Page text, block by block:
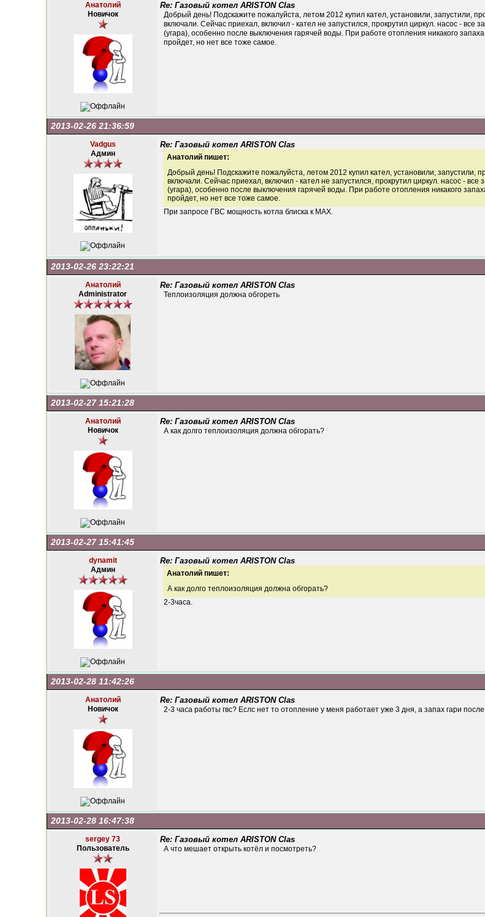
Анатолий
Новичок
Re: Газовый котел ARISTON Clas
Добрый день! Подскажите пожалуйста, летом 2012 купил кател, установили, запустили,
включали. Сейчас приехал, включил - кател не запустился, прокрутил циркул. насос -
(угара), особенно после выключения гарячей воды. При работе отопления никакого
пройдет, но нет все тоже самое.
2013-02-26 21:36:59
Vadgus
Админ
Re: Газовый котел ARISTON Clas
Анатолий пишет:
Добрый день! Подскажите пожалуйста, летом 2012 купил кател, установили, запустили,
включали. Сейчас приехал, включил - кател не запустился, прокрутил циркул. насос -
(угара), особенно после выключения гарячей воды. При работе отопления никакого
пройдет, но нет все тоже самое.
При запросе ГВС мощность котла блиска к МАХ.
2013-02-26 23:22:21
Анатолий
Administrator
Re: Газовый котел ARISTON Clas
Теплоизоляция должна обгореть
2013-02-27 15:21:28
Анатолий
Новичок
Re: Газовый котел ARISTON Clas
А как долго теплоизоляция должна обгорать?
2013-02-27 15:41:45
dynamit
Админ
Re: Газовый котел ARISTON Clas
Анатолий пишет:
А как долго теплоизоляция должна обгорать?
2-3часа.
2013-02-28 11:42:26
Анатолий
Новичок
Re: Газовый котел ARISTON Clas
2-3 часа работы гвс? Еслс нет то отопление у меня работает уже 3 дня, а запах гари
2013-02-28 16:47:38
sergey 73
Пользователь
Re: Газовый котел ARISTON Clas
А что мешает открыть котёл и посмотреть?